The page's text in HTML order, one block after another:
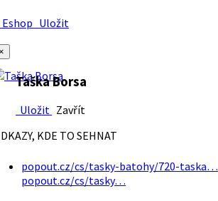
Uložit
Taška Borsa
Uložit Zavřít
KDE TO SEHNAT
popout.cz/cs/tasky-batohy/720-taska…
popout.cz/cs/tasky…